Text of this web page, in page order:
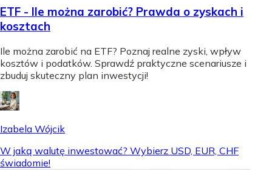
ETF - Ile można zarobić? Prawda o zyskach i
kosztach
Ile można zarobić na ETF? Poznaj realne zyski, wpływ
kosztów i podatków. Sprawdź praktyczne scenariusze i
zbuduj skuteczny plan inwestycji!
Izabela Wójcik
W jaką walutę inwestować? Wybierz USD, EUR, CHF
świadomie!